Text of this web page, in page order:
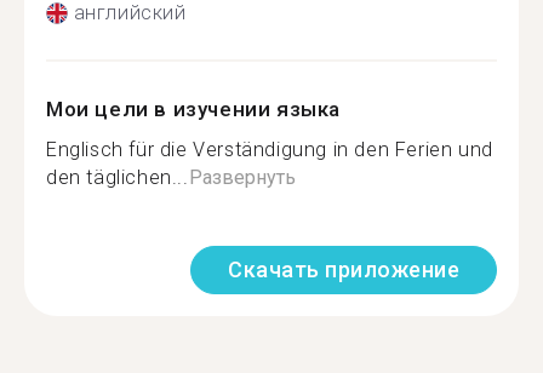
английский
Мои цели в изучении языка
Englisch für die Verständigung in den Ferien und
den täglichen...Развернуть
Скачать приложение